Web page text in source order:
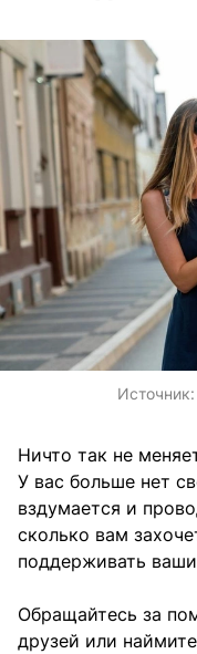
Источник:
Ничто так не
У вас больше нет
вздумается и
сколько вам
поддерживать
Обращайтесь за
друзей или